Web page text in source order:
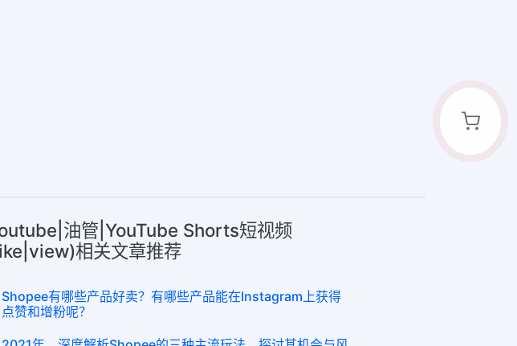
油管|YouTube Shorts短视频
相关文章推荐
Shopee有哪些产品好卖？有哪些产品能在Instagram上获得
点赞和增粉呢？